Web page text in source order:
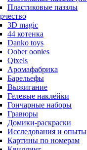
Пластиковые паззлы
3D magic
44 котенка
Danko toys
Oober oonies
Qixels
Аромафабрика
Барельефы
Выжигание
Гелевые наклейки
Гончарные наборы
Гравюры
Домики-раскраски
Исследования и опыты
Картины по номерам